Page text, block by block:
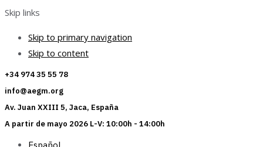
Skip links
Skip to primary navigation
Skip to content
+34 974 35 55 78
info@aegm.org
Av. Juan XXIII 5, Jaca, España
A partir de mayo 2026 L-V: 10:00h - 14:00h